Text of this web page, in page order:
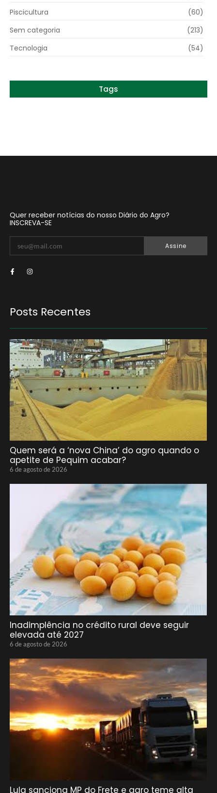
Piscicultura
(60)
Sem categoria
(213)
Tecnologia
(54)
Tags
Quer receber notícias do nosso Diário do Agro?
INSCREVA-SE
Assine
Posts Recentes
Quem será a ‘nova China’ do agro quando o
apetite de Pequim acabar?
6 de agosto de 2026
Inadimplência no crédito rural deve seguir
elevada até 2027
6 de agosto de 2026
Lula sanciona MP do Frete e agro teme alta